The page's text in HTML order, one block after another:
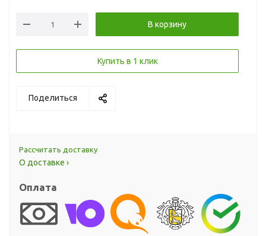
В корзину
Купить в 1 клик
Поделиться
Рассчитать доставку
О доставке ›
Оплата